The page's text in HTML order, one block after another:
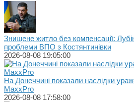
Знищене житло без компенсації:
проблеми ВПО з Костянтинівки
2026-08-08 19:05:00
На Донеччині показали наслідки
MaxxPro
2026-08-08 17:58:00